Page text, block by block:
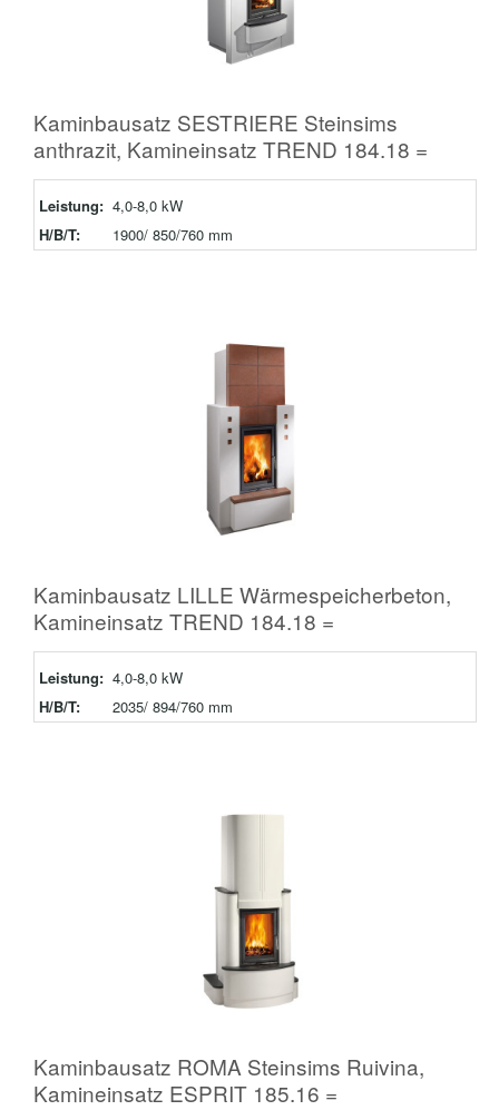
Kaminbausatz SESTRIERE Steinsims
anthrazit, Kamineinsatz TREND 184.18 =
Leistung: 4,0-8,0 kW
H/B/T:
1900/ 850/760 mm
Kaminbausatz LILLE Wärmespeicherbeton,
Kamineinsatz TREND 184.18 =
Leistung: 4,0-8,0 kW
H/B/T:
2035/ 894/760 mm
Kaminbausatz ROMA Steinsims Ruivina,
Kamineinsatz ESPRIT 185.16 =